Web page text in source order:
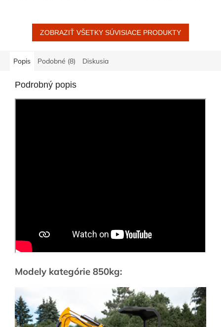
kompaktním...
Vďaka...
ZOBRAZIŤ VŠETKY SÚVISIACE PRODUKTY
Popis Podobné (8) Diskusia
Podrobný popis
Modely kategórie 850kg: